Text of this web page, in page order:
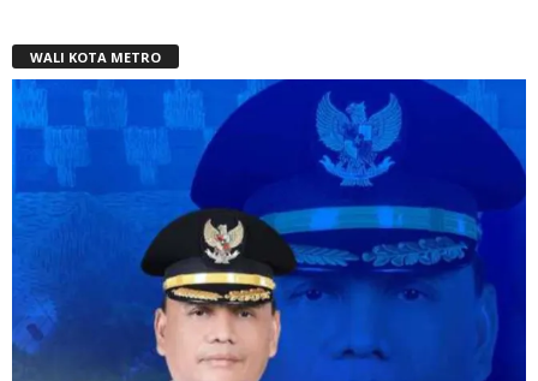
WALI KOTA METRO